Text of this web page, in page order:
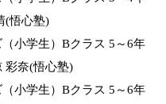
(悟心塾)
小学生）Bクラス 5～6年
彩奈(悟心塾)
小学生）Bクラス 5～6年